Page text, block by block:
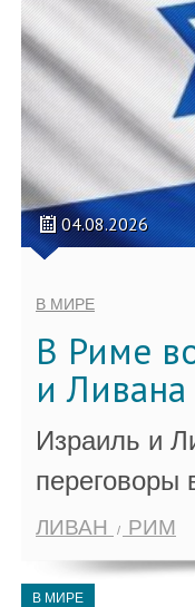
04.08.2026
В МИРЕ
В Риме
и Ливана
Израиль и
ЛИВАН РИМ
В МИРЕ